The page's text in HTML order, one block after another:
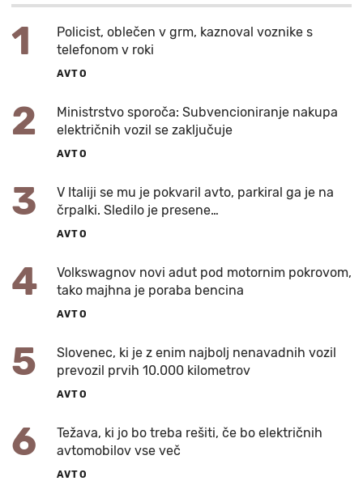
1
Policist, oblečen v grm, kaznoval voznike s
telefonom v roki
AVTO
2
Ministrstvo sporoča: Subvencioniranje nakupa
električnih vozil se zaključuje
AVTO
3
V Italiji se mu je pokvaril avto, parkiral ga je na
črpalki. Sledilo je presene…
AVTO
4
Volkswagnov novi adut pod motornim pokrovom,
tako majhna je poraba bencina
AVTO
5
Slovenec, ki je z enim najbolj nenavadnih vozil
prevozil prvih 10.000 kilometrov
AVTO
6
Težava, ki jo bo treba rešiti, če bo električnih
avtomobilov vse več
AVTO